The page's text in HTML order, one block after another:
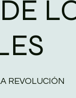
REVOLUCIÓN